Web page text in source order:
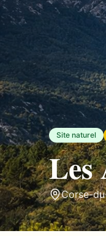
Site naturel
Les
Corse-